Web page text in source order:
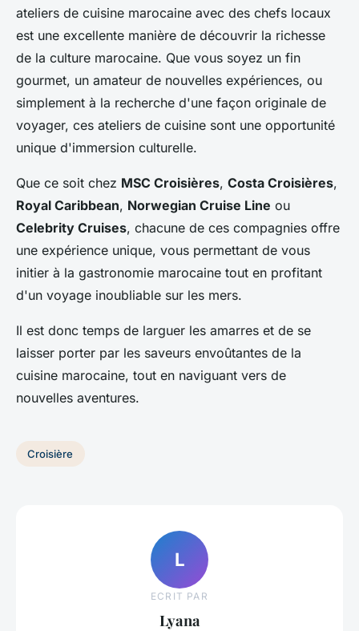
ateliers de cuisine marocaine avec des chefs locaux
est une excellente manière de découvrir la richesse
de la culture marocaine. Que vous soyez un fin
gourmet, un amateur de nouvelles expériences, ou
simplement à la recherche d'une façon originale de
voyager, ces ateliers de cuisine sont une opportunité
unique d'immersion culturelle.
Que ce soit chez MSC Croisières, Costa Croisières,
Royal Caribbean, Norwegian Cruise Line ou
Celebrity Cruises, chacune de ces compagnies offre
une expérience unique, vous permettant de vous
initier à la gastronomie marocaine tout en profitant
d'un voyage inoubliable sur les mers.
Il est donc temps de larguer les amarres et de se
laisser porter par les saveurs envoûtantes de la
cuisine marocaine, tout en naviguant vers de
nouvelles aventures.
Croisière
L
ECRIT PAR
Lyana